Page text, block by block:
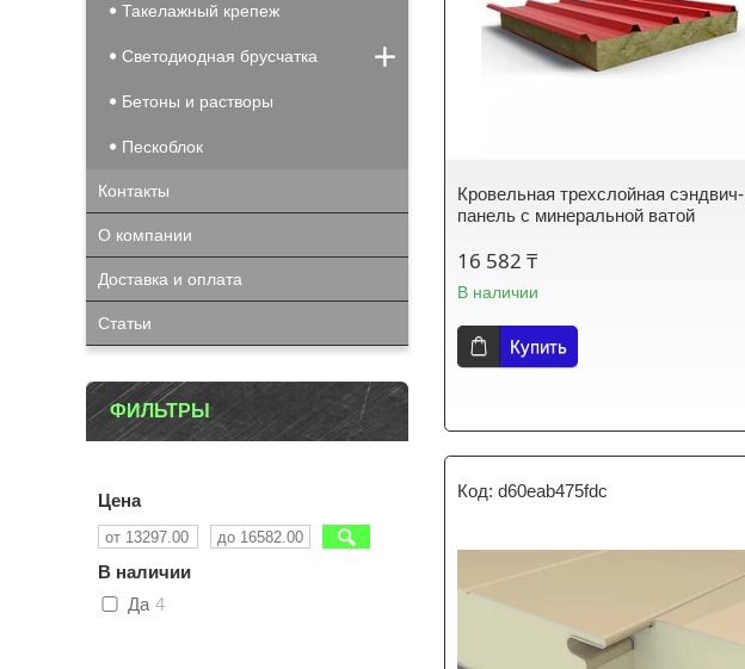
Кровельная трехслойная сэндвич-
панель с минеральной ватой
16 582 ₸
В наличии
Купить
d60eab475fdc
Такелажный крепеж
Светодиодная брусчатка
Бетоны и растворы
Пескоблок
Контакты
О компании
Доставка и оплата
Статьи
ФИЛЬТРЫ
Цена
В наличии
Да 4